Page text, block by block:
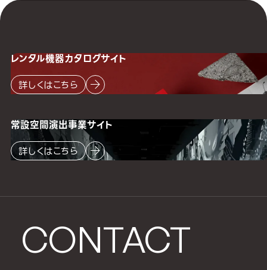
CONTACT
レンタル機器カタログサイト
詳しくはこちら
常設空間演出事業サイト
詳しくはこちら